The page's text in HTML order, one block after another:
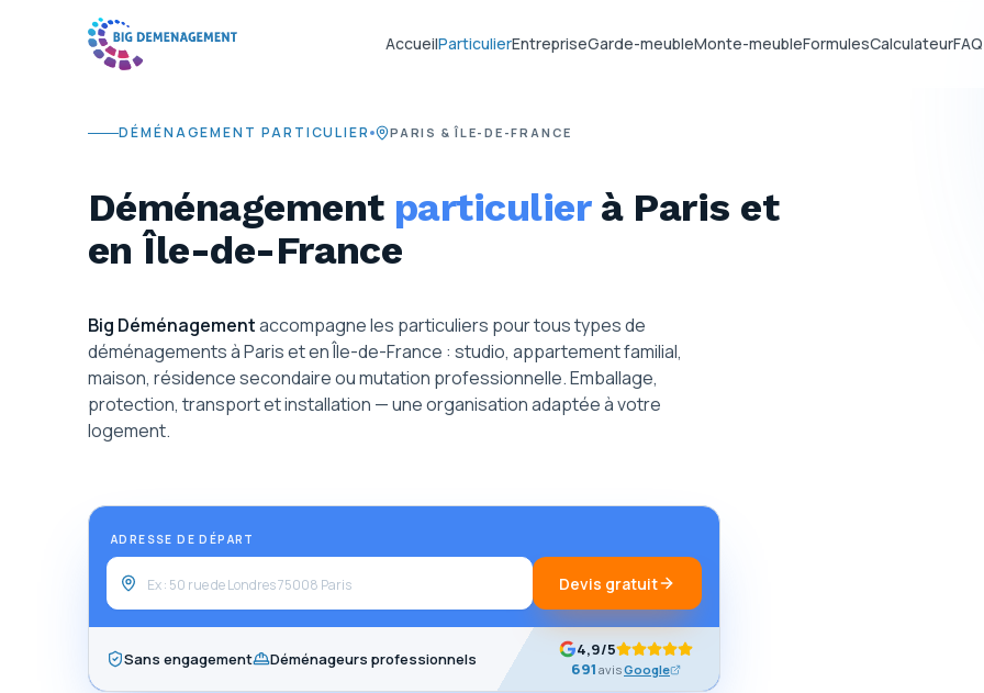
AccueilParticulierEntrepriseGarde-meubleMonte-meubleFormulesCalculateurFAQ
DÉMÉNAGEMENT PARTICULIER PARIS & ÎLE-DE-FRANCE
Déménagement particulierà Paris et
en Île-de-France
Big Déménagementaccompagne les particuliers pour tous types de
déménagements à Paris et en Île-de-France : studio, appartement familial,
maison, résidence secondaire ou mutation professionnelle. Emballage,
protection, transport et installation — une organisation adaptée à votre
logement.
ADRESSE DE DÉPART
Devis gratuit
Sans engagement Déménageurs professionnels 4,9/5
691 avisGoogle